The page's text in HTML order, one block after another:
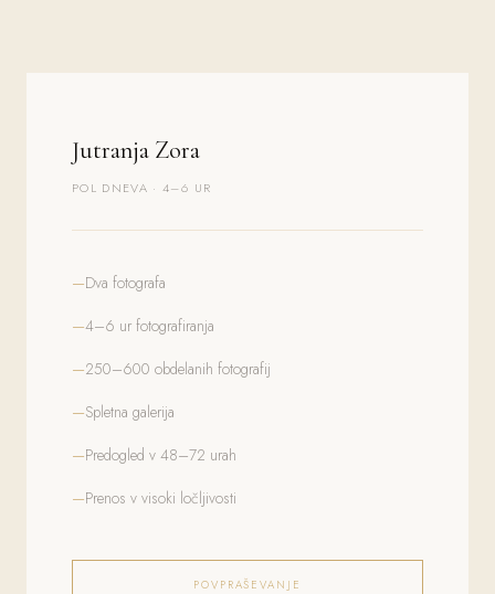
Jutranja Zora
POL DNEVA · 4–6 UR
Dva fotografa
4–6 ur fotografiranja
250–600 obdelanih fotografij
Spletna galerija
Predogled v 48–72 urah
Prenos v visoki ločljivosti
POVPRAŠEVANJE